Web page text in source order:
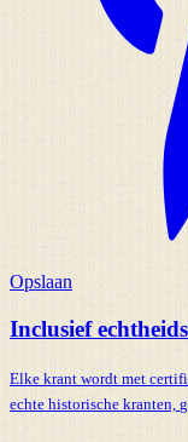
Opslaan
Inclusief
Elke krant wordt met
echte historische kranten,